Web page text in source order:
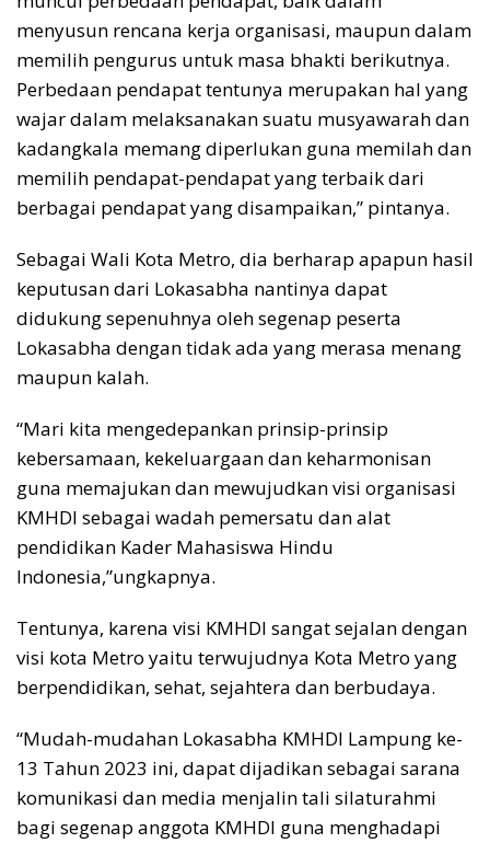
menyusun rencana kerja organisasi, maupun dalam
memilih pengurus untuk masa bhakti berikutnya.
Perbedaan pendapat tentunya merupakan hal yang
wajar dalam melaksanakan suatu musyawarah dan
kadangkala memang diperlukan guna memilah dan
memilih pendapat-pendapat yang terbaik dari
berbagai pendapat yang disampaikan,” pintanya.
Sebagai Wali Kota Metro, dia berharap apapun hasil
keputusan dari Lokasabha nantinya dapat
didukung sepenuhnya oleh segenap peserta
Lokasabha dengan tidak ada yang merasa menang
maupun kalah.
“Mari kita mengedepankan prinsip-prinsip
kebersamaan, kekeluargaan dan keharmonisan
guna memajukan dan mewujudkan visi organisasi
KMHDI sebagai wadah pemersatu dan alat
pendidikan Kader Mahasiswa Hindu
Indonesia,”ungkapnya.
Tentunya, karena visi KMHDI sangat sejalan dengan
visi kota Metro yaitu terwujudnya Kota Metro yang
berpendidikan, sehat, sejahtera dan berbudaya.
“Mudah-mudahan Lokasabha KMHDI Lampung ke-
13 Tahun 2023 ini, dapat dijadikan sebagai sarana
komunikasi dan media menjalin tali silaturahmi
bagi segenap anggota KMHDI guna menghadapi